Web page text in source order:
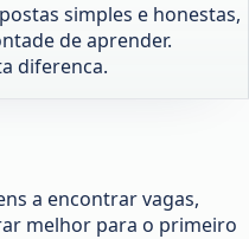
simples e honestas,
de aprender.
diferenca.
a encontrar vagas,
melhor para o primeiro